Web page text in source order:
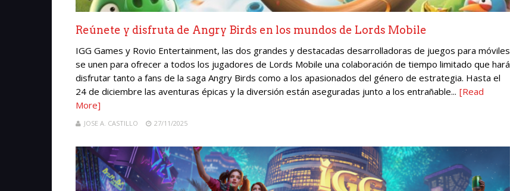
Reúnete y disfruta de Angry Birds en los mundos de Lords Mobile
IGG Games y Rovio Entertainment, las dos grandes y destacadas desarrolladoras de juegos para móviles
se unen para ofrecer a todos los jugadores de Lords Mobile una colaboración de tiempo limitado que hará
disfrutar tanto a fans de la saga Angry Birds como a los apasionados del género de estrategia. Hasta el
24 de diciembre las aventuras épicas y la diversión están aseguradas junto a los entrañable... [Read
More]
JOSE A. CASTILLO 27/11/2025